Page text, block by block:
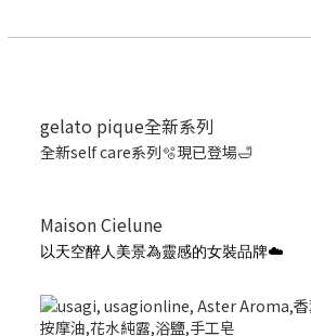
gelato pique全新系列
全新self care系列🫧現已登場🛁
Maison Cielune
以天空醉人美景為靈感的女裝品牌☁️